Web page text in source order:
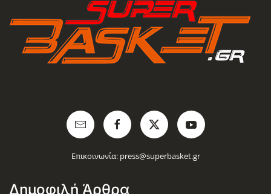
Επικοινωνία: press@superbasket.gr
Δημοφιλή Άρθρα